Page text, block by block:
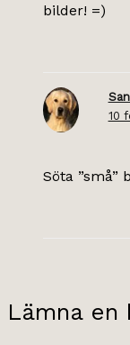
bilder! =)
10
Söta ”små”
Lämna